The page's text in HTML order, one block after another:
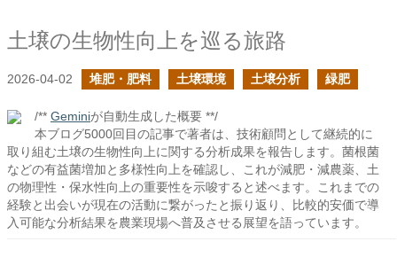
土壌の生物性向上を巡る旅路
2026-04-02 堆肥・肥料 土壌環境 土壌分析 緑肥
/** Geminiが自動生成した概要 **/
本ブログ5000回目の記事で著者は、技術顧問として継続的に
取り組む土壌の生物性向上に関する分析成果を報告します。菌根菌
などの有益菌増加と多様性向上を確認し、これが減肥・減農薬、土
の物理性・保水性向上の重要性を示唆すると述べます。これまでの
経験と出会いが現在の活動に繋がったと振り返り、比較的安価で導
入可能な分析結果を農業現場へ普及させる展望を語っています。